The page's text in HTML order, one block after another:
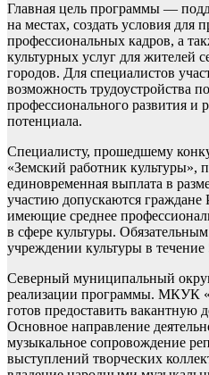
Главная цель программы —
на местах, создать условия для
профессиональных кадров, а
культурных услуг для жителей
городов. Для специалистов
возможность трудоустройства
профессионального развития и
потенциала.
Специалисту, прошедшему
«Земский работник культуры»,
единовременная выплата в
участию допускаются граждане
имеющие среднее
в сфере культуры.
учреждении культуры в течение
Северный муниципальный
реализации программы. МКУК
готов предоставить вакантную
Основное направление
музыкальное сопровождение
выступлений творческих